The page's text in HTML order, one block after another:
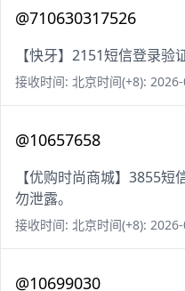
@710630317526
【快牙】2151短信登录验
接收时间: 北京时间(+8):
@10657658
【优购时尚商城】3855
勿泄露。
接收时间: 北京时间(+8):
@10699030